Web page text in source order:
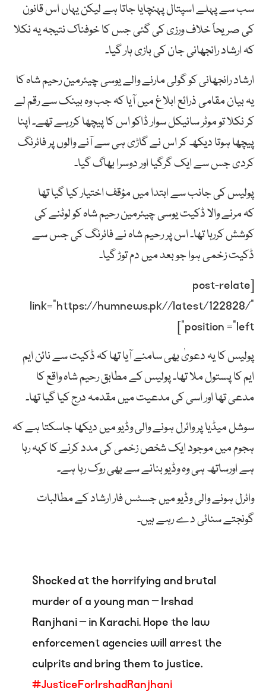
سب سے پہلے اسپتال پہنچایا جاتا ہے لیکن یہاں اس قانون
کی صریحاً خلاف ورزی کی گئی جس کا خوفناک نتیجہ یہ نکلا
کہ ارشاد رانجھانی جان کی بازی ہار گیا۔
ارشاد رانجھانی کو گولی مارنے والے یوسی چیئرمین رحیم شاہ کا
یہ بیان مقامی ذرائع ابلاغ میں آیا کہ جب وہ بینک سے رقم لے
کر نکلا تو موٹر سائیکل سوار ڈاکو اس کا پیچھا کررہے تھے۔ اپنا
پیچھا ہوتا دیکھ کر اس نے گاڑی ہی سے آنے والوں پر فائرنگ
کردی جس سے ایک گرگیا اور دوسرا بھاگ گیا۔
پولیس کی جانب سے ابتدا میں مؤقف اختیار کیا گیا تھا
کہ مرنے والا ڈکیت یوسی چیئرمین رحیم شاہ کو لوٹنے کی
کوشش کررہا تھا۔ اس پر رحیم شاہ نے فائرنگ کی جس سے
ڈکیت زخمی ہوا جو بعد میں دم توڑ گیا۔
[post-relate
link=”https://humnews.pk//latest/122828/”
position =”left”]
پولیس کا یہ دعویٰ بھی سامنے آیا تھا کہ ڈکیت سے نائن ایم
ایم کا پستول ملا تھا۔ پولیس کے مطابق رحیم شاہ واقع کا
مدعی تھا اور اسی کی مدعیت میں مقدمہ درج کیا گیا تھا۔
سوشل میڈیا پر وائرل ہونے والی وڈیو میں دیکھا جاسکتا ہے کہ
ہجوم میں موجود ایک شخص زخمی کی مدد کرنے کا کہہ رہا
ہے اورساتھ ہی وہ وڈیو بنانے سے بھی روک رہا ہے۔
وائرل ہونے والی وڈیو میں جسٹس فار ارشاد کے مطالبات
گونجتے سنائی دے رہے ہیں۔
Shocked at the horrifying and brutal
murder of a young man – Irshad
Ranjhani – in Karachi. Hope the law
enforcement agencies will arrest the
culprits and bring them to justice.
#JusticeForIrshadRanjhani